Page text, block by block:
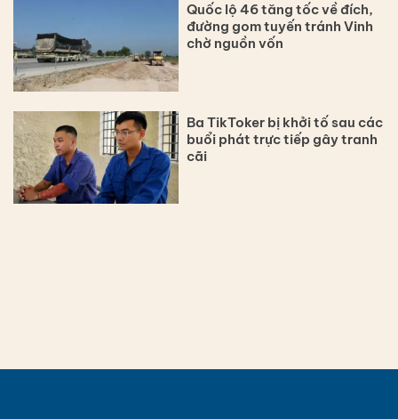
Quốc lộ 46 tăng tốc về đích,
đường gom tuyến tránh Vinh
chờ nguồn vốn
Ba TikToker bị khởi tố sau các
buổi phát trực tiếp gây tranh
cãi